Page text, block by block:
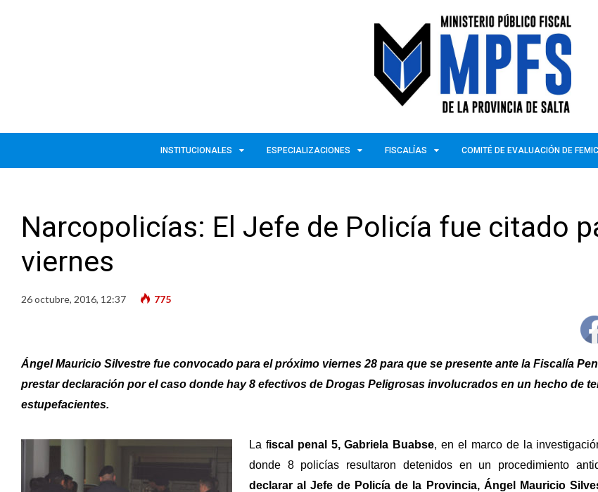
INSTITUCIONALES ESPECIALIZACIONES FISCALÍAS COMITÉ DE EVALUACIÓN DE
Narcopolicías: El Jefe de Policía fue citado
viernes
26 octubre, 2016, 12:37 775
Ángel Mauricio Silvestre fue convocado para el próximo viernes 28 para que se presente ante la Fiscalía
prestar declaración por el caso donde hay 8 efectivos de Drogas Peligrosas involucrados en un hecho de
estupefacientes.
La fiscal penal 5, Gabriela Buabse, en el marco de la
donde 8 policías resultaron detenidos en un procedimiento
declarar al Jefe de Policía de la Provincia, Ángel Mauricio